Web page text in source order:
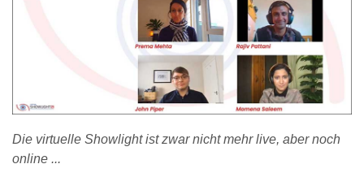
Die virtuelle Showlight ist zwar nicht mehr live, aber noch
online ...